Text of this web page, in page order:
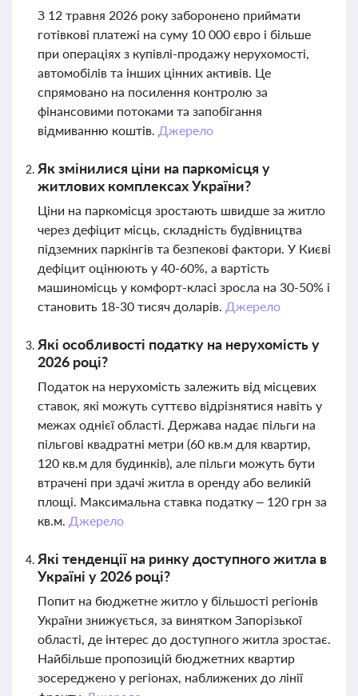
З 12 травня 2026 року заборонено приймати
готівкові платежі на суму 10 000 євро і більше
при операціях з купівлі-продажу нерухомості,
автомобілів та інших цінних активів. Це
спрямовано на посилення контролю за
фінансовими потоками та запобігання
відмиванню коштів. Джерело
Як змінилися ціни на паркомісця у
житлових комплексах України?
Ціни на паркомісця зростають швидше за житло
через дефіцит місць, складність будівництва
підземних паркінгів та безпекові фактори. У Києві
дефіцит оцінюють у 40-60%, а вартість
машиномісць у комфорт-класі зросла на 30-50% і
становить 18-30 тисяч доларів. Джерело
Які особливості податку на нерухомість у
2026 році?
Податок на нерухомість залежить від місцевих
ставок, які можуть суттєво відрізнятися навіть у
межах однієї області. Держава надає пільги на
пільгові квадратні метри (60 кв.м для квартир,
120 кв.м для будинків), але пільги можуть бути
втрачені при здачі житла в оренду або великій
площі. Максимальна ставка податку – 120 грн за
кв.м. Джерело
Які тенденції на ринку доступного житла в
Україні у 2026 році?
Попит на бюджетне житло у більшості регіонів
України знижується, за винятком Запорізької
області, де інтерес до доступного житла зростає.
Найбільше пропозицій бюджетних квартир
зосереджено у регіонах, наближених до лінії